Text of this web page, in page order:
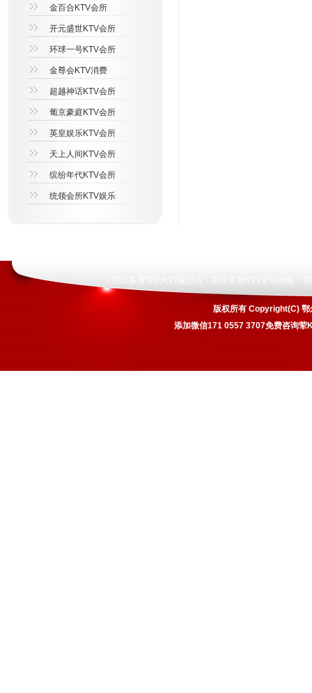
金百合KTV会所
开元盛世KTV会所
环球一号KTV会所
金尊会KTV消费
超越神话KTV会所
葡京豪庭KTV会所
英皇娱乐KTV会所
天上人间KTV会所
缤纷年代KTV会所
统领会所KTV娱乐
版权所有 Copyright(C) 鄂
添加微信171 0557 3707免费咨询荤